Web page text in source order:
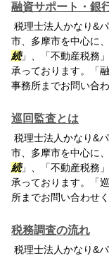
融資サポート・銀
税理士法人かなり&
市、多摩市を中心に
続」、「不動産税務
承っております。「
事務所までお問い合
巡回監査とは
税理士法人かなり&
市、多摩市を中心に
続」、「不動産税務
承っております。「
所までお問い合わせく
税務調査の流れ
税理士法人かなり&